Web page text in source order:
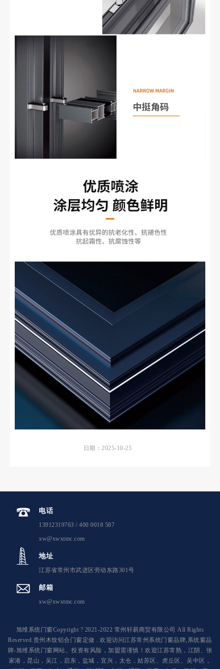
日期：2025-10-25
电话
13912319763 / 400 0018 587
xw@xwxtmc.com
地址
江苏省常州市武进区劳动东路301号
邮箱
xw@xwxtmc.com
旭维系统门窗Copyright ? 2021-2022 常州轩易商贸有限公司 All Rights
Reserved.贵州木纹铝合门窗定做 . 欢迎访问江苏常州系统门窗品牌,系统窗品
牌-旭维系统门窗网站。投资有风险，加盟需谨慎！欢迎江苏常熟，江阴、张
家港，昆山，吴江，启东，盐城，宜兴，太仓，姑苏区、虎丘区、吴中区，